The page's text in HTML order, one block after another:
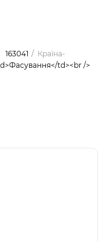
163041
Країна-
td><br />